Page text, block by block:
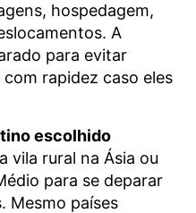
hospedagem,
A
para evitar
rapidez caso eles
escolhido
vila rural na Ásia ou
para se deparar
Mesmo países